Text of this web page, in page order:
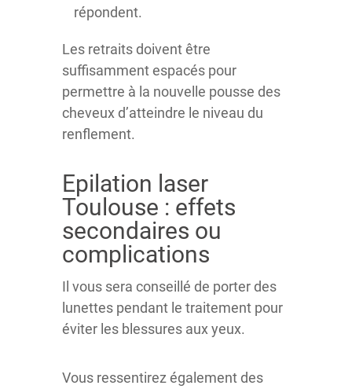
répondent.
Les retraits doivent être
suffisamment espacés pour
permettre à la nouvelle pousse des
cheveux d’atteindre le niveau du
renflement.
Epilation laser
Toulouse : effets
secondaires ou
complications
Il vous sera conseillé de porter des
lunettes pendant le traitement pour
éviter les blessures aux yeux.
Vous ressentirez également des